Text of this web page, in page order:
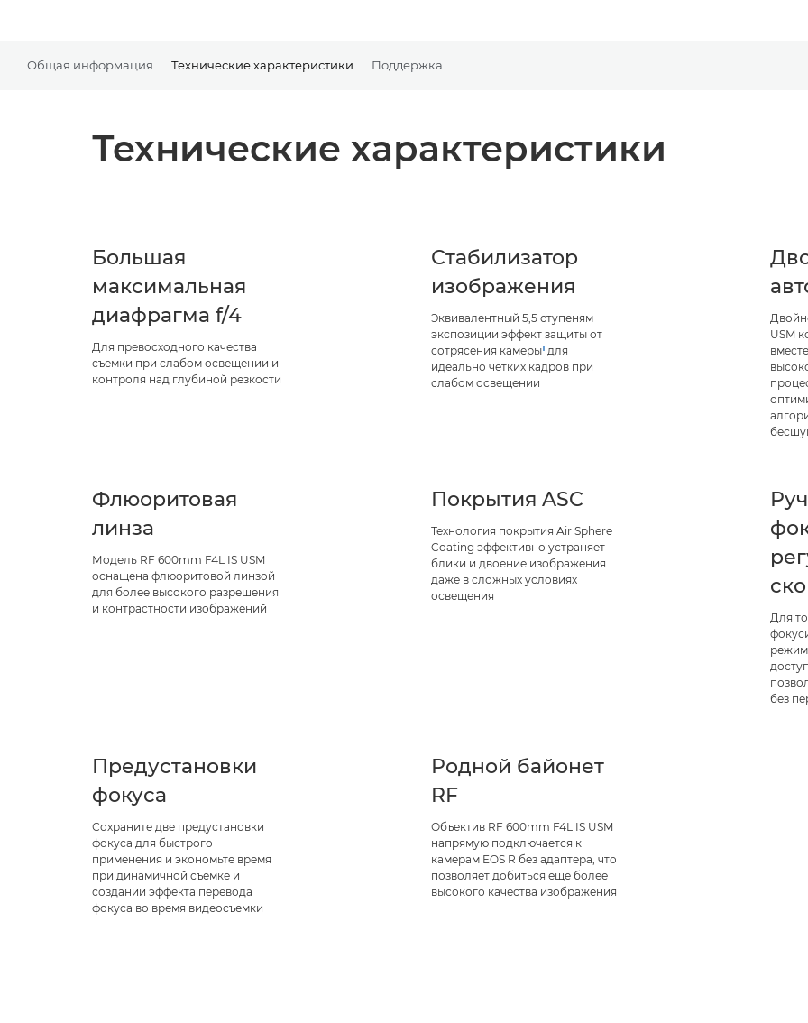
Общая информация Технические характеристики Поддержка
Технические характеристики
Большая
максимальная
диафрагма f/4
Для превосходного качества
съемки при слабом освещении и
контроля над глубиной резкости
Стабилизатор
изображения
Эквивалентный 5,5 ступеням
экспозиции эффект защиты от
сотрясения камеры1 для
идеально четких кадров при
слабом освещении
USM
Флюоритовая
линза
Модель RF 600mm F4L IS USM
оснащена флюоритовой линзой
для более высокого разрешения
и контрастности изображений
Покрытия ASC
Технология покрытия Air Sphere
Coating эффективно устраняет
блики и двоение изображения
даже в сложных условиях
освещения
Для
без
Предустановки
фокуса
Сохраните две предустановки
фокуса для быстрого
применения и экономьте время
при динамичной съемке и
создании эффекта перевода
фокуса во время видеосъемки
Родной байонет
RF
Объектив RF 600mm F4L IS USM
напрямую подключается к
камерам EOS R без адаптера, что
позволяет добиться еще более
высокого качества изображения